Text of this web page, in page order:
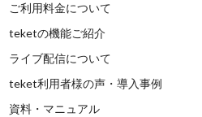
ご利用料金について
teketの機能ご紹介
ライブ配信について
teket利用者様の声・導入事例
資料・マニュアル